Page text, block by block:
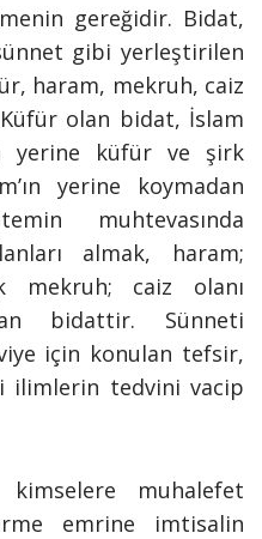
gereğidir. Bidat,
gibi yerleştirilen
haram, mekruh, caiz
olan bidat, İslam
yerine küfür ve şirk
yerine koymadan
muhtevasında
almak, haram;
mekruh; caiz olanı
bidattir. Sünneti
için konulan tefsir,
ilimlerin tedvini vacip
muhalefet
emrine imtisalin